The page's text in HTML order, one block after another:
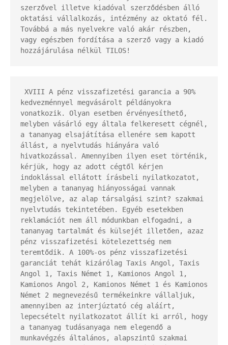
szerzővel illetve kiadóval szerződésben álló
oktatási vállalkozás, intézmény az oktató fél.
Továbbá a más nyelvekre való akár részben,
vagy egészben fordítása a szerző vagy a kiadó
hozzájárulása nélkül TILOS!
kedvezménnyel megvásárolt példányokra
vonatkozik. Olyan esetben érvényesíthető,
melyben vásárló egy általa felkeresett cégnél,
a tananyag elsajátítása ellenére sem kapott
állást, a nyelvtudás hiányára való
hivatkozással. Amennyiben ilyen eset történik,
kérjük, hogy az adott cégtől kérjen
indoklással ellátott írásbeli nyilatkozatot,
melyben a tananyag hiányosságai vannak
megjelölve, az alap társalgási szint? szakmai
nyelvtudás tekintetében. Egyéb esetekben
reklamációt nem áll módunkban elfogadni, a
tananyag tartalmát és külsejét illetően, azaz
pénz visszafizetési kötelezettség nem
teremtődik. A 100%-os pénz visszafizetési
garanciát tehát kizárólag Taxis Angol, Taxis
Angol 1, Taxis Német 1, Kamionos Angol 1,
Kamionos Angol 2, Kamionos Német 1 és Kamionos
Német 2 megnevezésű termékeinkre vállaljuk,
amennyiben az interjúztató cég aláírt,
lepecsételt nyilatkozatot állít ki arról, hogy
a tananyag tudásanyaga nem elegendő a
munkavégzés általános, alapszintű szakmai